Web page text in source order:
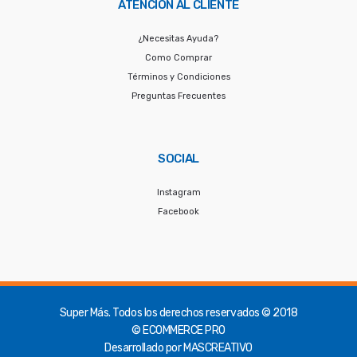
ATENCIÓN AL CLIENTE
¿Necesitas Ayuda?
Como Comprar
Términos y Condiciones
Preguntas Frecuentes
SOCIAL
Instagram
Facebook
Super Más. Todos los derechos reservados © 2018
© ECOMMERCE PRO
Desarrollado por MASCREATIVO